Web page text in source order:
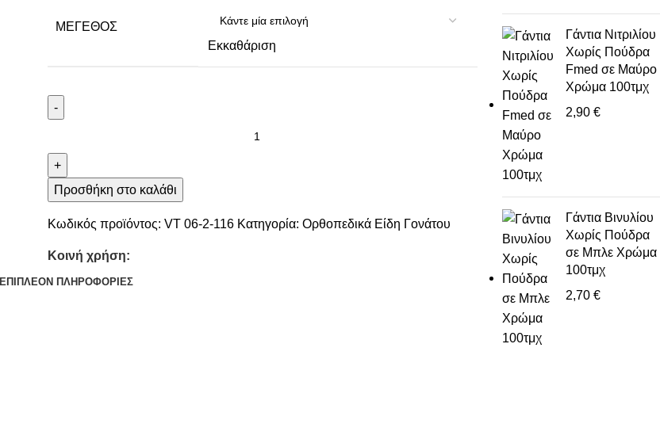
ΜΈΓΕΘΟΣ
Εκκαθάριση
-
+
Προσθήκη στο καλάθι
Κωδικός προϊόντος:VT 06-2-116 Κατηγορία: Ορθοπεδικά Είδη Γονάτου
Κοινή χρήση:
ΕΠΙΠΛΈΟΝ ΠΛΗΡΟΦΟΡΊΕΣ
Γάντια Νιτριλίου
Χωρίς Πούδρα
Fmed σε Μαύρο
Χρώμα 100τμχ
2,90 €
Γάντια Βινυλίου
Χωρίς Πούδρα
σε Μπλε Χρώμα
100τμχ
2,70 €